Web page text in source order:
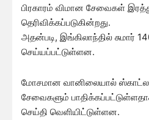
பிரகாரம் விமான சேவைகள்
தெரிவிக்கப்படுகின்றது.
அதன்படி, இங்கிலாந்தில் சுமார்
செய்யப்பட்டுள்ளன.
மோசமான வானிலையால்
சேவைகளும்
செய்தி வெளியிட்டுள்ளன.